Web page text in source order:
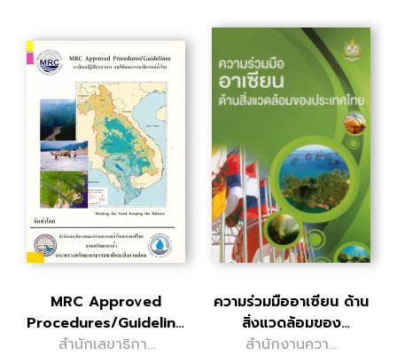
MRC Approved
Procedures/Guidelines
ระเบียบปฏิบัติ/..
สำนักเลขาธิการ
ความร่วมมืออาเซียน ด้าน
สิ่งแวดล้อมของ
ประเทศไทย
สำนักงานความ